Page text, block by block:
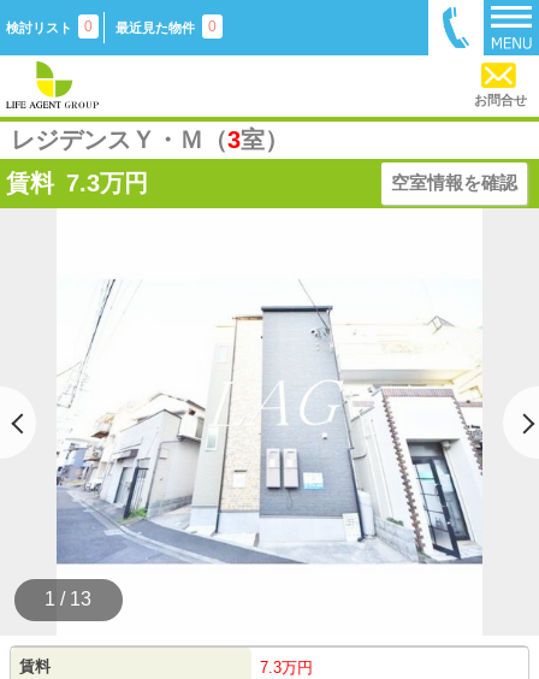
検討リスト 0 最近見た物件 0
お問合せ
レジデンスＹ・Ｍ（3室）
賃料 7.3万円 空室情報を確認
1 / 13
賃料 7.3万円